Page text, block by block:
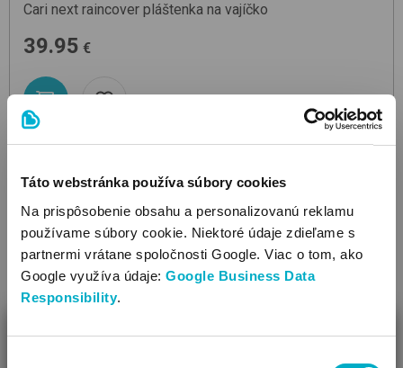
Táto webstránka používa súbory cookies
Na prispôsobenie obsahu a personalizovanú reklamu
používame súbory cookie. Niektoré údaje zdieľame s
partnermi vrátane spoločnosti Google. Viac o tom, ako
Google využíva údaje: Google Business Data
Responsibility.
Cari next raincover pláštenka na vajíčko
39.95 €